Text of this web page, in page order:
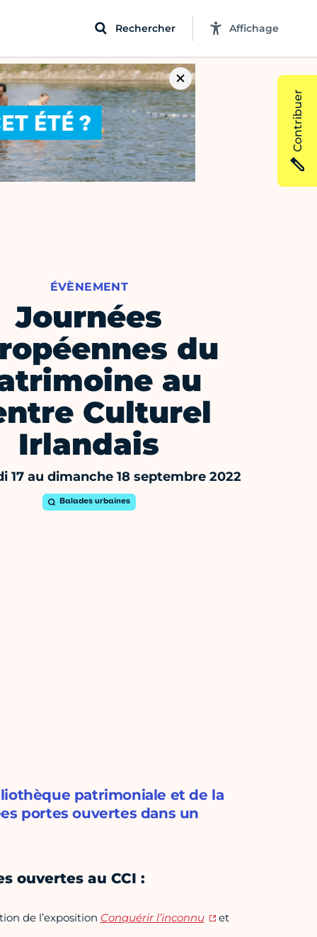
Rechercher Affichage
ÉVÈNEMENT
Journées
du
au
Culturel
Irlandais
17 au dimanche 18 septembre 2022
Balades urbaines
patrimoniale et de la
portes ouvertes dans un
ouvertes au CCI :
de l’exposition Conquérir l’inconnu
et
Contribuer